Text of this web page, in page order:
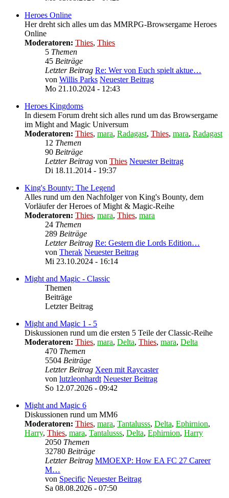
Heroes Online
Her dreht sich alles um das MMRPG-Browsergame Heroes
Online
Moderatoren: Thies, Thies
5 Themen
45 Beiträge
Letzter Beitrag Re: Wer von Euch spielt aktue…
von Willis Parks Neuester Beitrag
Mo 21.10.2024 - 12:43
Heroes Kingdoms
In diesem Forum dreht sich alles rund um das Browsergame
im Might and Magic Universum
Moderatoren: Thies, mara, Radagast, Thies, mara, Radagast
12 Themen
90 Beiträge
Letzter Beitrag von Thies Neuester Beitrag
Di 18.11.2014 - 19:37
King's Bounty: The Legend
Alles rund um den Nachfolger von King's Bounty, dem
Vorläufer der Heroes of Might & Magic-Reihe
Moderatoren: Thies, mara, Thies, mara
24 Themen
289 Beiträge
Letzter Beitrag Re: Gestern die Lords Edition…
von Therak Neuester Beitrag
Mi 23.10.2024 - 16:14
Might and Magic - Classic
Themen
Beiträge
Letzter Beitrag
Might and Magic 1 - 5
Diskussionen rund um die ersten 5 Teile der Classic-Reihe
Moderatoren: Thies, mara, Delta, Thies, mara, Delta
470 Themen
5504 Beiträge
Letzter Beitrag Xeen mit Raycaster
von lutzleonhardt Neuester Beitrag
So 12.07.2026 - 09:42
Might and Magic 6
Diskussionen rund um MM6
Moderatoren: Thies, mara, Tantalusss, Delta, Ephirnion,
Harry, Thies, mara, Tantalusss, Delta, Ephirnion, Harry
2050 Themen
32780 Beiträge
Letzter Beitrag MMOEXP: How EA FC 27 Career
M…
von Specific Neuester Beitrag
Sa 08.08.2026 - 07:50